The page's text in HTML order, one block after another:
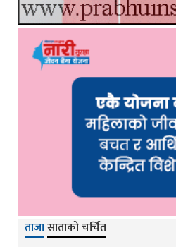
ताजासाताको चर्चित